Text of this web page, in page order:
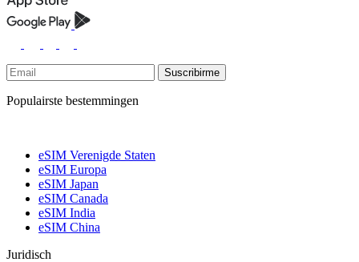
Suscribirme
Populairste bestemmingen
eSIM Verenigde Staten
eSIM Europa
eSIM Japan
eSIM Canada
eSIM India
eSIM China
Juridisch